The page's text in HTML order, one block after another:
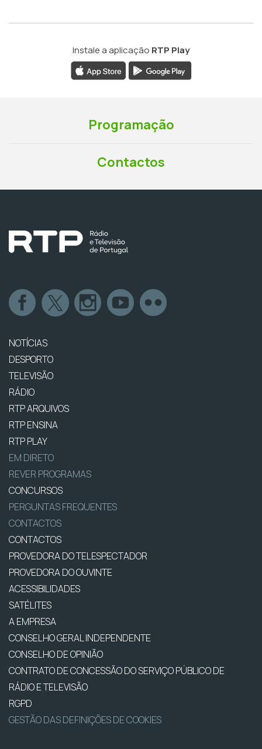
Instale a aplicação RTP Play
Programação
Contactos
NOTÍCIAS
DESPORTO
TELEVISÃO
RÁDIO
RTP ARQUIVOS
RTP ENSINA
RTP PLAY
EM DIRETO
REVER PROGRAMAS
CONCURSOS
PERGUNTAS FREQUENTES
CONTACTOS
CONTACTOS
PROVEDORA DO TELESPECTADOR
PROVEDORA DO OUVINTE
ACESSIBILIDADES
SATÉLITES
A EMPRESA
CONSELHO GERAL INDEPENDENTE
CONSELHO DE OPINIÃO
CONTRATO DE CONCESSÃO DO SERVIÇO PÚBLICO DE
RÁDIO E TELEVISÃO
RGPD
GESTÃO DAS DEFINIÇÕES DE COOKIES